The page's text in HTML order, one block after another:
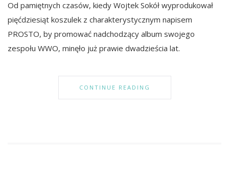
Od pamiętnych czasów, kiedy Wojtek Sokół wyprodukował
pięćdziesiąt koszulek z charakterystycznym napisem
PROSTO, by promować nadchodzący album swojego
zespołu WWO, minęło już prawie dwadzieścia lat.
CONTINUE READING